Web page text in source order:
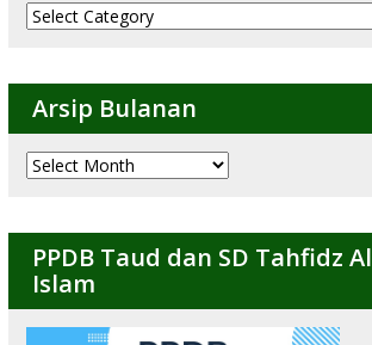
Arsip
per
Arsip Bulanan
Arsip
Bulanan
PPDB Taud dan SD Tahfidz Al
Islam